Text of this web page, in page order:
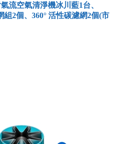
流空氣清淨機冰川藍1台、
組2個、360° 活性碳濾網2個(市